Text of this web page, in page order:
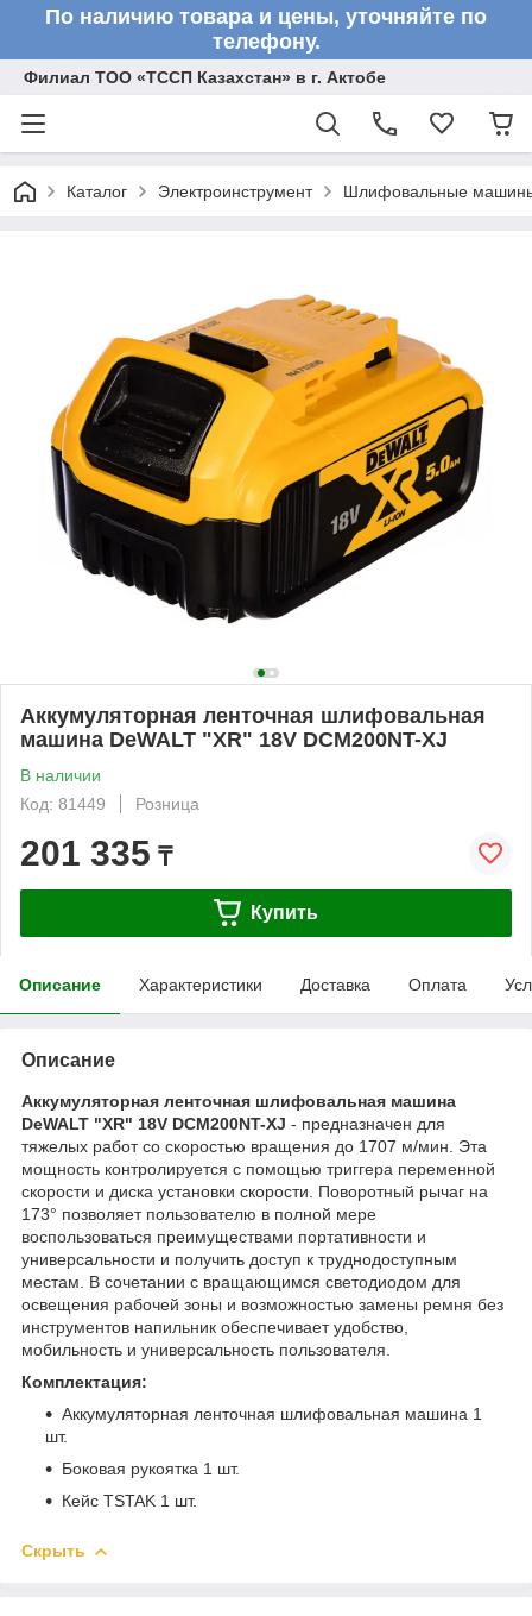
По наличию товара и цены, уточняйте по
телефону.
Филиал ТОО «ТССП Казахстан» в г. Актобе
Каталог Электроинструмент Шлифовальные
Аккумуляторная ленточная шлифовальная
машина DeWALT "XR" 18V DCM200NT-XJ
В наличии
Код: 81449
Розница
201 335 ₸
Купить
Описание Характеристики Доставка Оплата
Описание
Аккумуляторная ленточная шлифовальная машина
DeWALT "XR" 18V DCM200NT-XJ - предназначен для
тяжелых работ со скоростью вращения до 1707 м/мин. Эта
мощность контролируется с помощью триггера переменной
скорости и диска установки скорости. Поворотный рычаг на
173° позволяет пользователю в полной мере
воспользоваться преимуществами портативности и
универсальности и получить доступ к труднодоступным
местам. В сочетании с вращающимся светодиодом для
освещения рабочей зоны и возможностью замены ремня без
инструментов напильник обеспечивает удобство,
мобильность и универсальность пользователя.
Комплектация:
Аккумуляторная ленточная шлифовальная машина 1
шт.
Боковая рукоятка 1 шт.
Кейс TSTAK 1 шт.
Скрыть